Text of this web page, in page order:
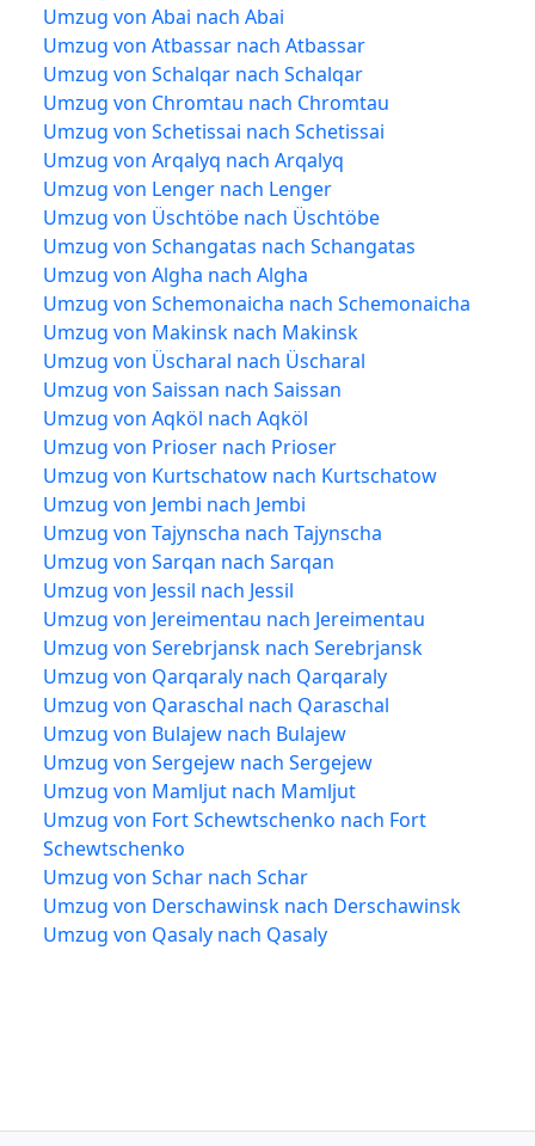
Umzug von Abai nach Abai
Umzug von Atbassar nach Atbassar
Umzug von Schalqar nach Schalqar
Umzug von Chromtau nach Chromtau
Umzug von Schetissai nach Schetissai
Umzug von Arqalyq nach Arqalyq
Umzug von Lenger nach Lenger
Umzug von Üschtöbe nach Üschtöbe
Umzug von Schangatas nach Schangatas
Umzug von Algha nach Algha
Umzug von Schemonaicha nach Schemonaicha
Umzug von Makinsk nach Makinsk
Umzug von Üscharal nach Üscharal
Umzug von Saissan nach Saissan
Umzug von Aqköl nach Aqköl
Umzug von Prioser nach Prioser
Umzug von Kurtschatow nach Kurtschatow
Umzug von Jembi nach Jembi
Umzug von Tajynscha nach Tajynscha
Umzug von Sarqan nach Sarqan
Umzug von Jessil nach Jessil
Umzug von Jereimentau nach Jereimentau
Umzug von Serebrjansk nach Serebrjansk
Umzug von Qarqaraly nach Qarqaraly
Umzug von Qaraschal nach Qaraschal
Umzug von Bulajew nach Bulajew
Umzug von Sergejew nach Sergejew
Umzug von Mamljut nach Mamljut
Umzug von Fort Schewtschenko nach Fort
Schewtschenko
Umzug von Schar nach Schar
Umzug von Derschawinsk nach Derschawinsk
Umzug von Qasaly nach Qasaly